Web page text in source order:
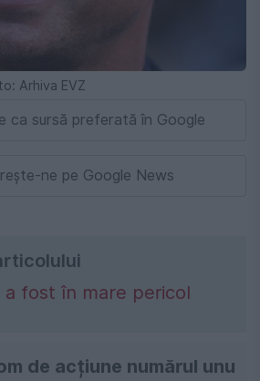
Arhiva EVZ
ca sursă preferată în Google
ne pe Google News
a fost în mare pericol
de acțiune numărul unu